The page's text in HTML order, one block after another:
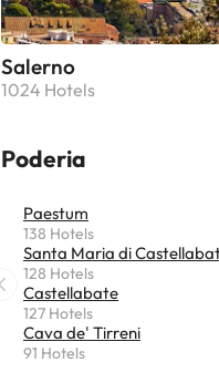
Salerno
1024 Hotels
Poderia
Paestum
138 Hotels
Santa Maria di
128 Hotels
Castellabate
127 Hotels
Cava de' Tirreni
91 Hotels